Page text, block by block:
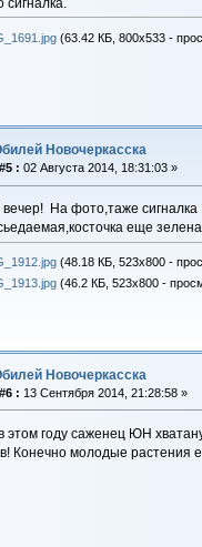
сигналка.
(63.42 КБ, 800x533 -
Новочеркасска
: 02 Августа 2014, 18:31:03 »
На фото,таже сигналка
еще
(48.18 КБ, 523x800 -
(46.2 КБ, 523x800 -
Новочеркасска
: 13 Сентября 2014, 21:28:58 »
этом году саженец ЮН
Конечно молодые растения